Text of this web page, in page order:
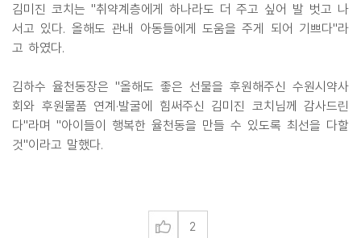
김미진 코치는 "취약계층에게 하나라도 더 주고 싶어 발 벗고 나
서고 있다. 올해도 관내 아동들에게 도움을 주게 되어 기쁘다"라
고 하였다.
김하수 율천동장은 "올해도 좋은 선물을 후원해주신 수원시약사
회와 후원물품 연계·발굴에 힘써주신 김미진 코치님께 감사드린
다"라며 "아이들이 행복한 율천동을 만들 수 있도록 최선을 다할
것"이라고 말했다.
2